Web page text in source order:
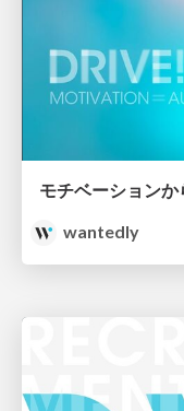
wantedly